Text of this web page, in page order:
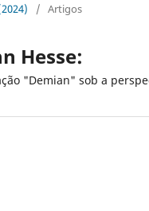
/ Artigos
Hesse:
"Demian" sob a